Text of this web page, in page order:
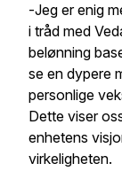
-Jeg er enig
i tråd med
belønning
se en dypere
personlige
Dette viser
enhetens
virkeligheten.